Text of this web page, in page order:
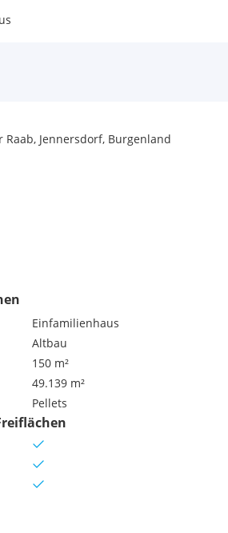
Raab, Jennersdorf, Burgenland
Einfamilienhaus
Altbau
150 m²
49.139 m²
Pellets